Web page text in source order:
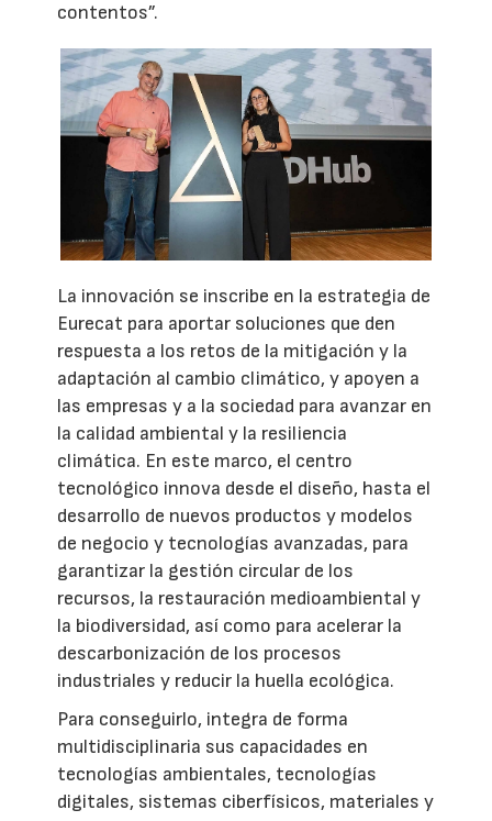
contentos”.
La innovación se inscribe en la estrategia de
Eurecat para aportar soluciones que den
respuesta a los retos de la mitigación y la
adaptación al cambio climático, y apoyen a
las empresas y a la sociedad para avanzar en
la calidad ambiental y la resiliencia
climática. En este marco, el centro
tecnológico innova desde el diseño, hasta el
desarrollo de nuevos productos y modelos
de negocio y tecnologías avanzadas, para
garantizar la gestión circular de los
recursos, la restauración medioambiental y
la biodiversidad, así como para acelerar la
descarbonización de los procesos
industriales y reducir la huella ecológica.
Para conseguirlo, integra de forma
multidisciplinaria sus capacidades en
tecnologías ambientales, tecnologías
digitales, sistemas ciberfísicos, materiales y